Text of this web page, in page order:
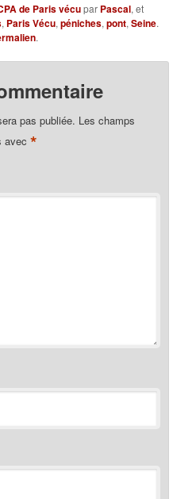
de Paris vécupar Pascal, et
, Paris Vécu,péniches,pont,Seine.
.
pas publiée. Les champs
avec*